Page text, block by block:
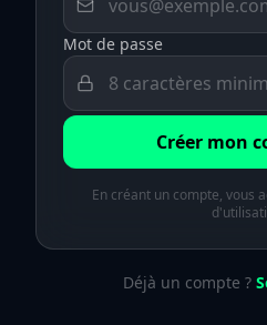
Mot de passe
Créer mon
En créant un compte, vous
Déjà un compte ?